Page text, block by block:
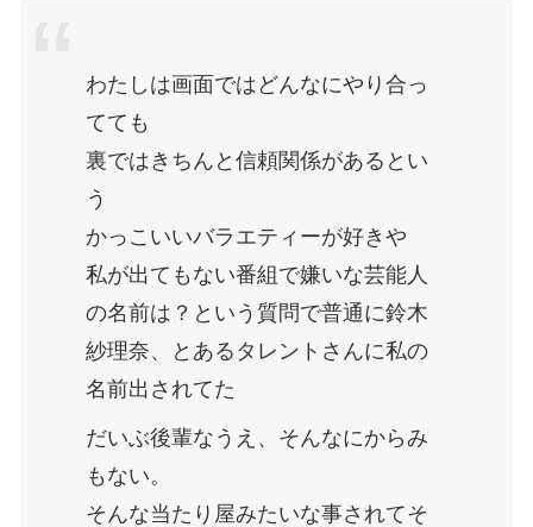
わたしは画面ではどんなにやり合っ
てても
裏ではきちんと信頼関係があるとい
う
かっこいいバラエティーが好きや
私が出てもない番組で嫌いな芸能人
の名前は？という質問で普通に鈴木
紗理奈、とあるタレントさんに私の
名前出されてた
だいぶ後輩なうえ、そんなにからみ
もない。
そんな当たり屋みたいな事されてそ